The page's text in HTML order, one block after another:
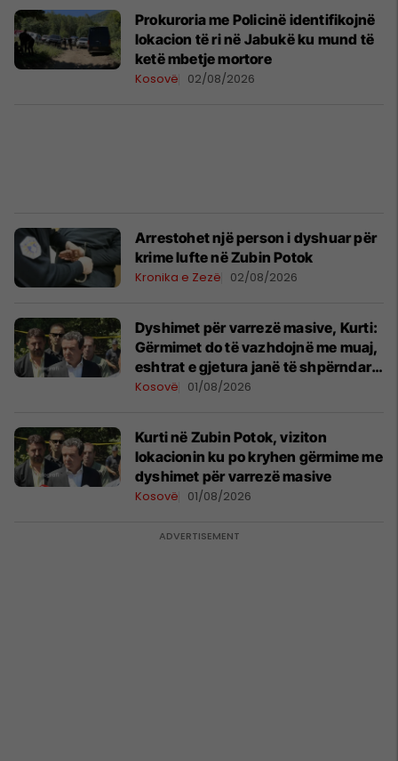
Prokuroria me Policinë identifikojnë
lokacion të ri në Jabukë ku mund të
ketë mbetje mortore
Kosovë 02/08/2026
Arrestohet një person i dyshuar për
krime lufte në Zubin Potok
Kronika e Zezë 02/08/2026
Dyshimet për varrezë masive, Kurti:
Gërmimet do të vazhdojnë me muaj,
eshtrat e gjetura janë të shpërndara
dhe buzë një përroi
Kosovë 01/08/2026
Kurti në Zubin Potok, viziton
lokacionin ku po kryhen gërmime me
dyshimet për varrezë masive
Kosovë 01/08/2026